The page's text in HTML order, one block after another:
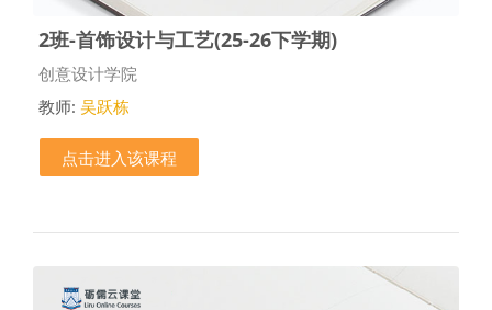
2班-首饰设计与工艺(25-26下学期)
课程类别
创意设计学院
教师: 吴跃栋
点击进入该课程